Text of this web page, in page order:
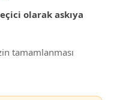
olarak askıya
tamamlanması